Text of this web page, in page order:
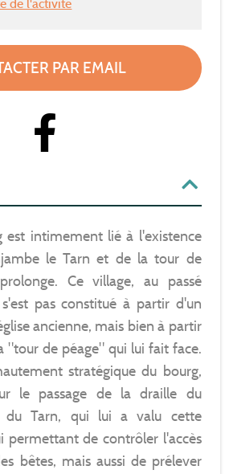
est intimement lié à l'existence
le Tarn et de la tour de
Ce village, au passé
pas constitué à partir d'un
ancienne, mais bien à partir
"tour de péage" qui lui fait face.
stratégique du bourg,
le passage de la draille du
du Tarn, qui lui a valu cette
permettant de contrôler l'accès
bêtes, mais aussi de prélever
de l'activité
PAR EMAIL